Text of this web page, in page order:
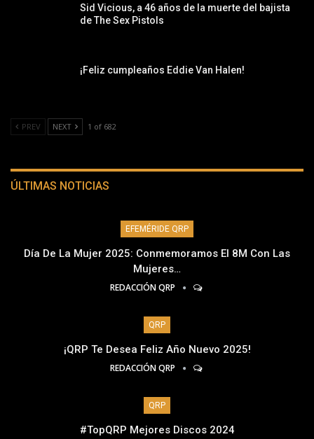
Sid Vicious, a 46 años de la muerte del bajista
de The Sex Pistols
¡Feliz cumpleaños Eddie Van Halen!
PREV NEXT 1 of 682
ÚLTIMAS NOTICIAS
EFEMÉRIDE QRP
Día De La Mujer 2025: Conmemoramos El 8M Con Las
Mujeres…
REDACCIÓN QRP
QRP
¡QRP Te Desea Feliz Año Nuevo 2025!
REDACCIÓN QRP
QRP
#TopQRP Mejores Discos 2024